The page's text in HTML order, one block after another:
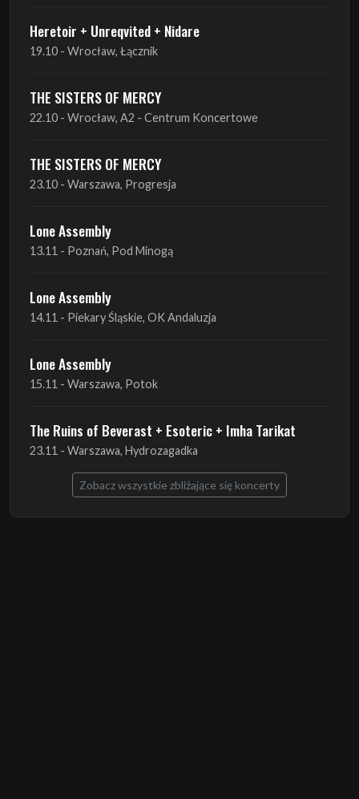
Heretoir + Unreqvited + Nidare
19.10 - Wrocław, Łącznik
THE SISTERS OF MERCY
22.10 - Wrocław, A2 - Centrum Koncertowe
THE SISTERS OF MERCY
23.10 - Warszawa, Progresja
Lone Assembly
13.11 - Poznań, Pod Minogą
Lone Assembly
14.11 - Piekary Śląskie, OK Andaluzja
Lone Assembly
15.11 - Warszawa, Potok
The Ruins of Beverast + Esoteric + Imha Tarikat
23.11 - Warszawa, Hydrozagadka
Zobacz wszystkie zbliżające się koncerty